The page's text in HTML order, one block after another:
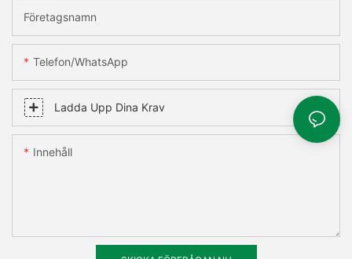
Företagsnamn
Telefon/WhatsApp
Ladda Upp Dina Krav
Innehåll